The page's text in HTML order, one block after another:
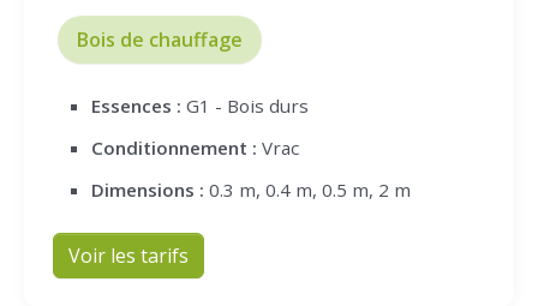
Bois de chauffage
Essences : G1 - Bois durs
Conditionnement : Vrac
Dimensions : 0.3 m, 0.4 m, 0.5 m, 2 m
Voir les tarifs